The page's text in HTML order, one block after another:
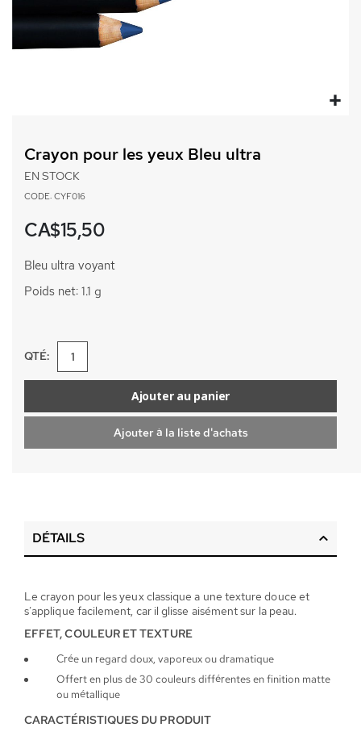
début
d’images
Crayon pour les yeux Bleu ultra
EN STOCK
CODE: CYF016
CA$15,50
Bleu ultra voyant
Poids net: 1.1 g
QTÉ:
Ajouter au panier
Ajouter à la liste d'achats
DÉTAILS
Le crayon pour les yeux classique a une texture douce et
s’applique facilement, car il glisse aisément sur la peau.
EFFET, COULEUR ET TEXTURE
Crée un regard doux, vaporeux ou dramatique
Offert en plus de 30 couleurs différentes en finition matte
ou métallique
CARACTÉRISTIQUES DU PRODUIT